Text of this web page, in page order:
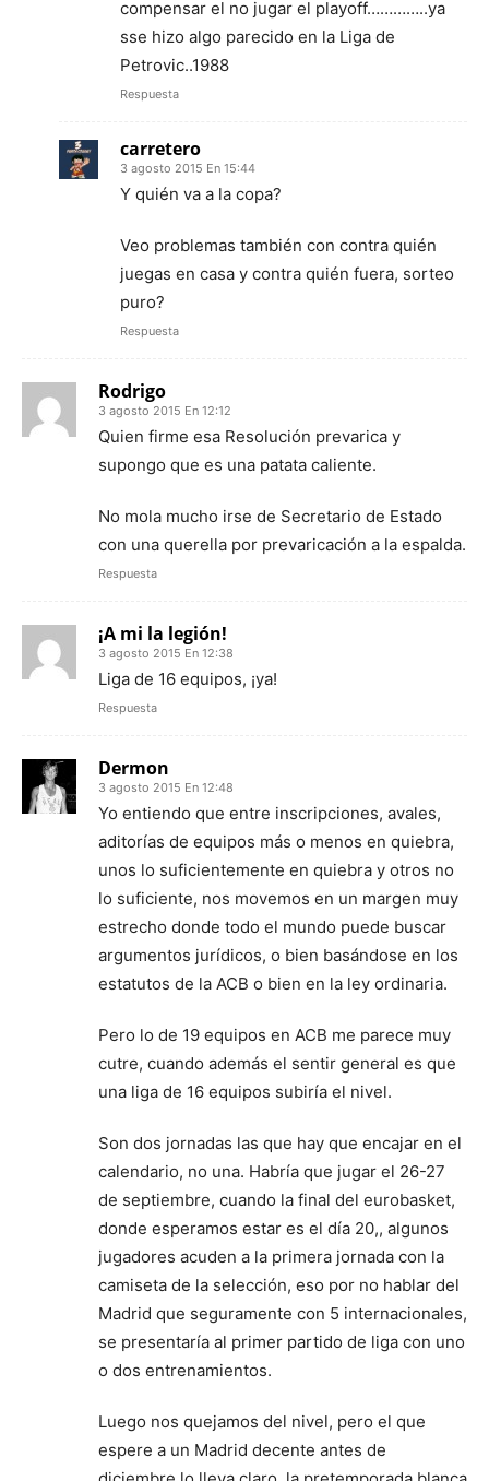
compensar el no jugar el playoff…………..ya
sse hizo algo parecido en la Liga de
Petrovic..1988
Respuesta
carretero
3 agosto 2015 En 15:44
Y quién va a la copa?
Veo problemas también con contra quién
juegas en casa y contra quién fuera, sorteo
puro?
Respuesta
Rodrigo
3 agosto 2015 En 12:12
Quien firme esa Resolución prevarica y
supongo que es una patata caliente.
No mola mucho irse de Secretario de Estado
con una querella por prevaricación a la espalda.
Respuesta
¡A mi la legión!
3 agosto 2015 En 12:38
Liga de 16 equipos, ¡ya!
Respuesta
Dermon
3 agosto 2015 En 12:48
Yo entiendo que entre inscripciones, avales,
aditorías de equipos más o menos en quiebra,
unos lo suficientemente en quiebra y otros no
lo suficiente, nos movemos en un margen muy
estrecho donde todo el mundo puede buscar
argumentos jurídicos, o bien basándose en los
estatutos de la ACB o bien en la ley ordinaria.
Pero lo de 19 equipos en ACB me parece muy
cutre, cuando además el sentir general es que
una liga de 16 equipos subiría el nivel.
Son dos jornadas las que hay que encajar en el
calendario, no una. Habría que jugar el 26-27
de septiembre, cuando la final del eurobasket,
donde esperamos estar es el día 20,, algunos
jugadores acuden a la primera jornada con la
camiseta de la selección, eso por no hablar del
Madrid que seguramente con 5 internacionales,
se presentaría al primer partido de liga con uno
o dos entrenamientos.
Luego nos quejamos del nivel, pero el que
espere a un Madrid decente antes de